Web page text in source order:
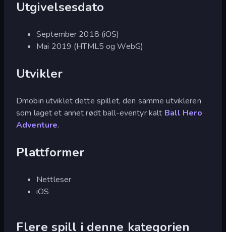
Utgivelsesdato
September 2018 (iOS)
Mai 2019 (HTML5 og WebG)
Utvikler
Dmobin utviklet dette spillet, den samme utvikleren
som laget et annet rødt ball-eventyr kalt Ball Hero
Adventure.
Plattformer
Nettleser
iOS
Flere spill i denne kategorien